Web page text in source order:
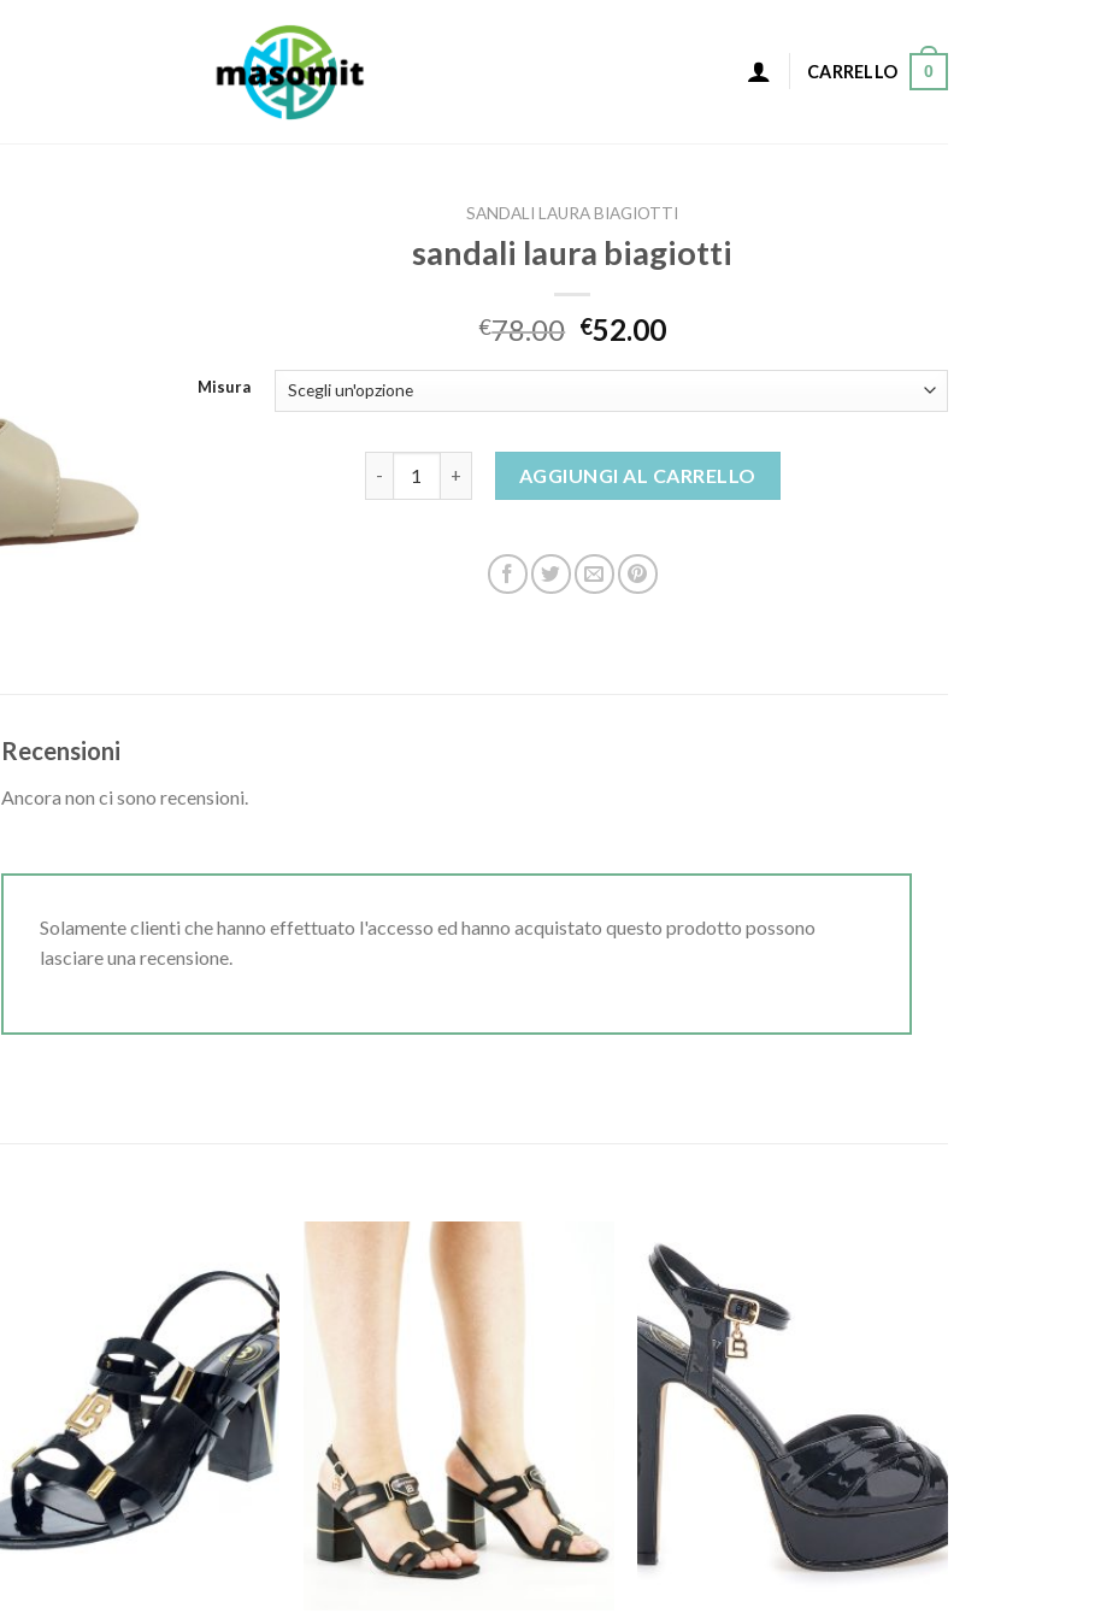
CARRELLO 0
SANDALI LAURA BIAGIOTTI
sandali laura biagiotti
€78.00 €52.00
Misura
AGGIUNGI AL CARRELLO
Recensioni
Ancora non ci sono recensioni.
Solamente clienti che hanno effettuato l'accesso ed hanno acquistato questo prodotto possono
lasciare una recensione.